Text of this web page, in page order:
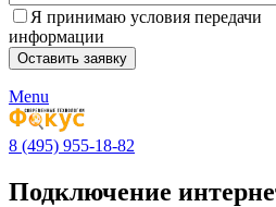
Я принимаю условия передачи
информации
Menu
8 (495) 955-18-82
Подключение